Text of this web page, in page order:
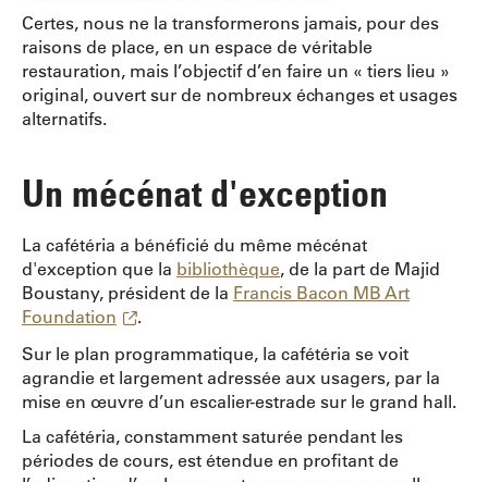
Certes, nous ne la transformerons jamais, pour des
raisons de place, en un espace de véritable
restauration, mais l’objectif d’en faire un « tiers lieu »
original, ouvert sur de nombreux échanges et usages
alternatifs.
Un mécénat d'exception
La cafétéria a bénéficié du même mécénat
d'exception que la bibliothèque, de la part de Majid
Boustany, président de la Francis Bacon MB Art
Foundation
.
Sur le plan programmatique, la cafétéria se voit
agrandie et largement adressée aux usagers, par la
mise en œuvre d’un escalier-estrade sur le grand hall.
La cafétéria, constamment saturée pendant les
périodes de cours, est étendue en profitant de